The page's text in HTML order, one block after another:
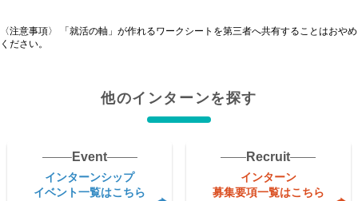
〈注意事項〉 「就活の軸」が作れるワークシートを第三者へ共有することはおやめ
ください。
他のインターンを探す
Event
インターンシップ
イベント一覧はこちら
Recruit
インターン
募集要項一覧はこちら